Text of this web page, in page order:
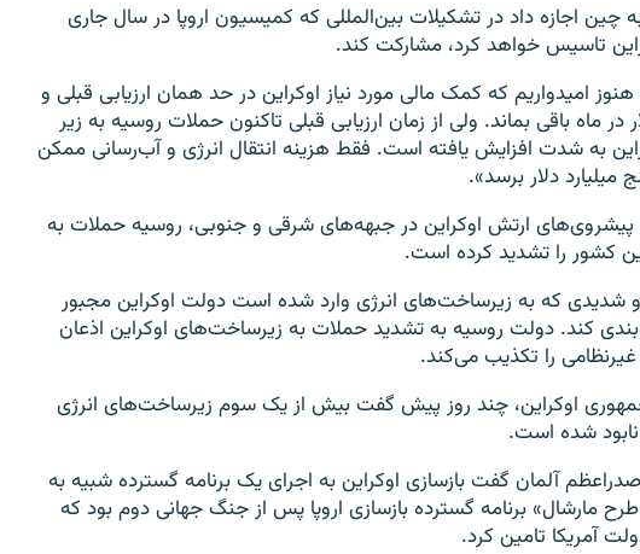
چین اجازه داد در تشکیلات بین‌المللی که کمیسیون اروپا در سال جاری
تاسیس خواهد کرد، مشارکت کند.
امیدواریم که کمک مالی مورد نیاز اوکراین در حد همان ارزیابی قبلی و
در ماه باقی بماند. ولی از زمان ارزیابی قبلی تاکنون حملات روسیه به زیر
به شدت افزایش یافته است. فقط هزینه انتقال انرژی و آب‌رسانی ممکن
دلار برسد».
پیشروی‌های ارتش اوکراین در جبهه‌های شرقی و جنوبی، روسیه حملات به
کشور را تشدید کرده است.
شدیدی که به زیرساخت‌های انرژی وارد شده است دولت اوکراین مجبور
کند. دولت روسیه به تشدید حملات به زیرساخت‌های اوکراین اذعان
را تکذیب می‌کند.
اوکراین، چند روز پیش گفت بیش از یک سوم زیرساخت‌های انرژی
شده است.
آلمان گفت بازسازی اوکراین به اجرای یک برنامه گسترده شبیه به
مارشال» برنامه گسترده بازسازی اروپا پس از جنگ جهانی دوم بود که
آمریکا تامین کرد.